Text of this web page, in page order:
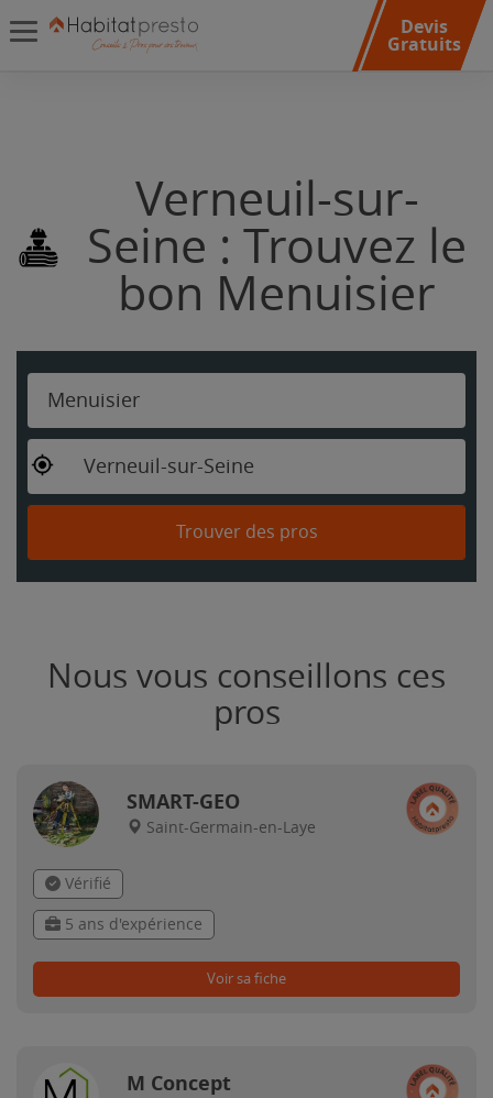
Devis
Gratuits
Verneuil-sur-
Seine : Trouvez le
bon Menuisier
Menuisier
Verneuil-sur-Seine
Trouver des pros
Nous vous conseillons ces
pros
SMART-GEO
Saint-Germain-en-Laye
Vérifié
5 ans d'expérience
Voir sa fiche
M Concept